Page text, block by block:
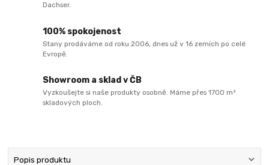
Dachser.
100% spokojenost
Stany prodáváme od roku 2006, dnes už v 16 zemích po celé
Evropě.
Showroom a sklad v ČB
Vyzkoušejte si naše produkty osobně. Máme přes 1700 m²
skladových ploch.
Popis produktu